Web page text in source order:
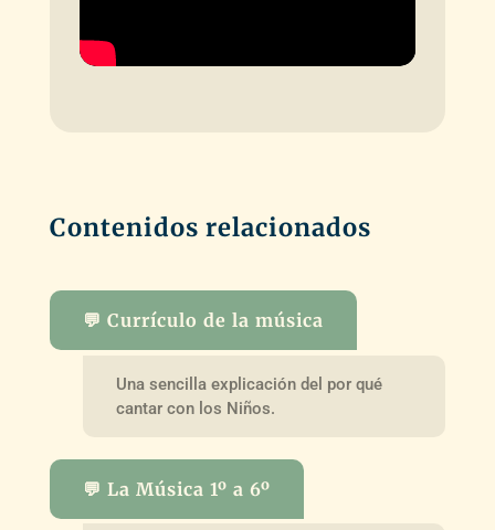
Contenidos relacionados
💬 Currículo de la música
Una sencilla explicación del por qué
cantar con los Niños.
💬 La Música 1º a 6º